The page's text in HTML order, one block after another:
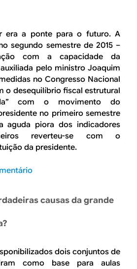
era a ponte para o futuro. A
segundo semestre de 2015 –
com a capacidade da
pelo ministro Joaquim
no Congresso Nacional
o desequilíbrio fiscal estrutural
com o movimento do
no primeiro semestre
aguda piora dos indicadores
reverteu-se com o
da presidente.
causas da grande
dois conjuntos de
como base para aulas